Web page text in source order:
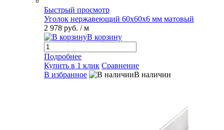
Быстрый просмотр
Уголок нержавеющий 60х60х6 мм матовый
2 978 руб. / м
В корзину
Подробнее
Купить в 1 клик Сравнение
В избранное
В наличии